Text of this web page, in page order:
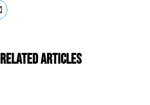
Related Articles